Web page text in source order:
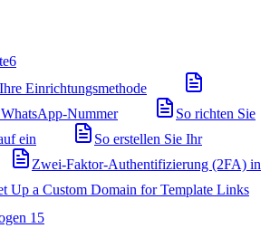
6
Einrichtungsmethode
Nummer
So richten Sie
ein
So erstellen Sie Ihr
Zwei-Faktor-Authentifizierung (2FA) in
Up a Custom Domain for Template Links
15